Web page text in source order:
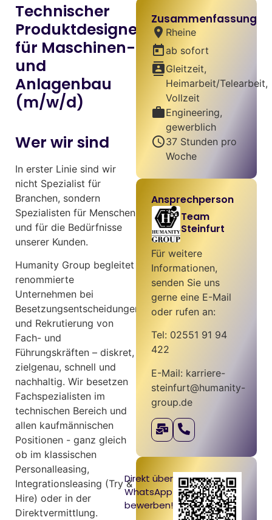
Technischer
Produktdesigner
für Maschinen-
und
Anlagenbau
(m/w/d)
Wer wir sind
In erster Linie sind wir
nicht Spezialist für
Branchen, sondern
Spezialisten für Menschen
und für die Bedürfnisse
unserer Kunden.
Humanity Group begleitet
renommierte
Unternehmen bei
Besetzungsentscheidungen
und Rekrutierung von
Fach- und
Führungskräften – diskret,
zielgenau, schnell und
nachhaltig. Wir besetzen
Fachspezialisten im
technischen Bereich und
allen kaufmännischen
Positionen - ganz gleich
ob im klassischen
Personalleasing,
Integrationsleasing (Try &
Hire) oder in der
Direktvermittlung.
Zusammenfassung
location_on Rheine
todayab sofort
contactsGleitzeit,
Heimarbeit/Telearbeit,
Vollzeit
workEngineering,
gewerblich
schedule37 Stunden pro
Woche
Ansprechperson
Team
Steinfurt
Für weitere
Informationen,
senden Sie uns
gerne eine E-Mail
oder rufen an:
Tel: 02551 91 94
422
E-Mail: karriere-
steinfurt@humanity-
group.de
Direkt über
WhatsApp
bewerben!